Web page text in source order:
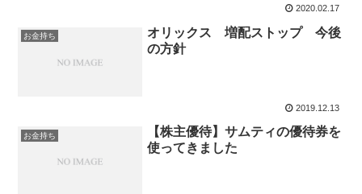
2020.02.17
お金持ち
オリックス 増配ストップ 今後
の方針
2019.12.13
お金持ち
【株主優待】サムティの優待券を
使ってきました